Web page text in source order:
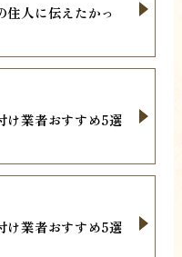
住人に伝えたかっ
け業者おすすめ5選
け業者おすすめ5選